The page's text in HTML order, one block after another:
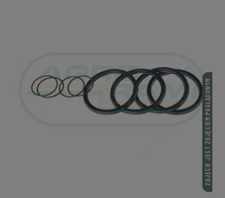
ZDJĘCIE JEST ZDJĘCIEM POGLĄDOWYM